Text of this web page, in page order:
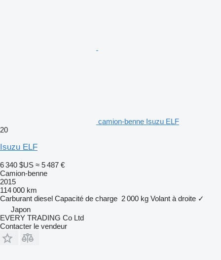
camion-benne Isuzu ELF
20
Isuzu ELF
6 340 $US ≈ 5 487 €
Camion-benne
2015
114 000 km
Carburant diesel Capacité de charge 2 000 kg Volant à droite ✓
Japon
EVERY TRADING Co Ltd
Contacter le vendeur